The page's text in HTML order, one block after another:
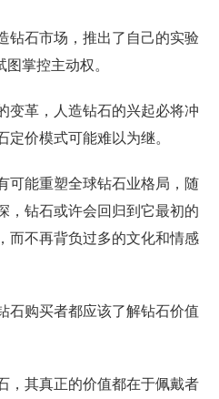
钻石市场，推出了自己的实验
掌控主动权。
变革，人造钻石的兴起必将冲
价模式可能难以为继。
可能重塑全球钻石业格局，随
，钻石或许会回归到它最初的
不再背负过多的文化和情感
石购买者都应该了解钻石价值
，其真正的价值都在于佩戴者